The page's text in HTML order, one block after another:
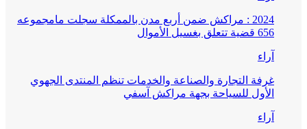
2024 : مراكش ضمن أربع مدن بالممكلة سجلت مامجموعه
656 قضية تتعلق بغسيل الأموال
آراء
غرفة التجارة والصناعة والخدمات تنظم المنتدى الجهوي
الأول للسياحة بجهة مراكش آسفي
آراء